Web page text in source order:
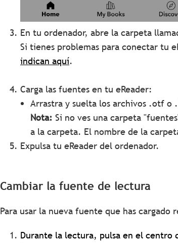
En tu ordenador, abre la carpeta
Si tienes problemas para conectar tu
indican aquí.
Carga las fuentes en tu eReader:
Arrastra y suelta los archivos .otf o
Nota: Si no ves una carpeta
a la carpeta. El nombre de la
Expulsa tu eReader del ordenador.
Cambiar la fuente de lectura
Para usar la nueva fuente que has
Durante la lectura, pulsa en el centro